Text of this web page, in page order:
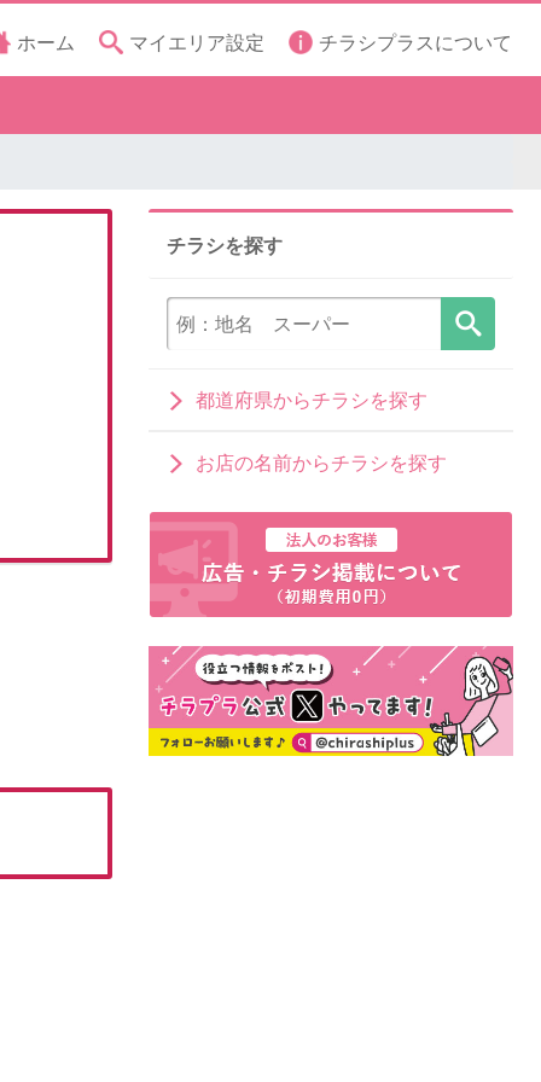
ホーム マイエリア設定 チラシプラスについて
チラシを探す
都道府県からチラシを探す
お店の名前からチラシを探す